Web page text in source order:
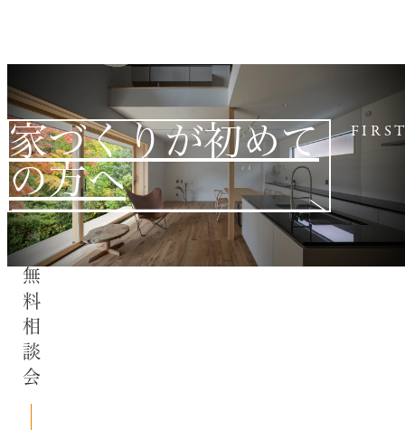
家づくりが初めて
の方へ
無料相談会